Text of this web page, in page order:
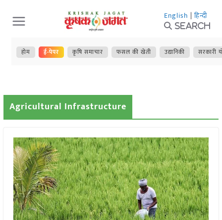
Skip
to
content
English | हिन्दी
Search
होम ई-पेपर कृषि समाचार फसल की खेती उद्यानिकी सरकारी
Agricultural Infrastructure